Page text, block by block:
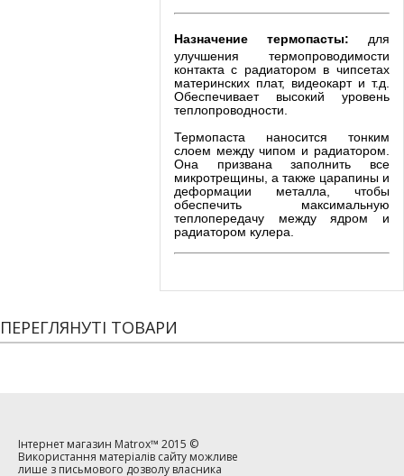
Назначение термопасты: для
улучшения термопроводимости
контакта с радиатором в чипсетах
материнских плат, видеокарт и т.д.
Обеспечивает высокий уровень
теплопроводности.
Термопаста наносится тонким
слоем между чипом и радиатором.
Она призвана заполнить все
микротрещины, а также царапины и
деформации металла, чтобы
обеспечить максимальную
теплопередачу между ядром и
радиатором кулера.
ПЕРЕГЛЯНУТІ ТОВАРИ
Інтернет магазин Matrox™ 2015 ©
Використання матеріалів сайту можливе
лише з письмового дозволу власника